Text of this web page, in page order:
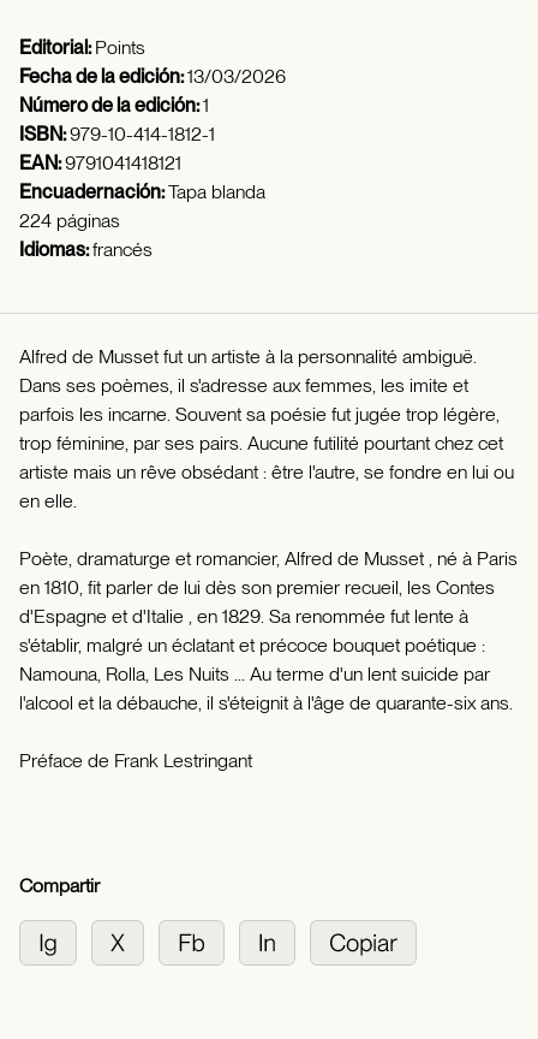
Editorial:Points
Fecha de la edición:13/03/2026
Número de la edición:1
ISBN:979-10-414-1812-1
EAN:9791041418121
Encuadernación:Tapa blanda
224 páginas
Idiomas:francés
Alfred de Musset fut un artiste à la personnalité ambiguë.
Dans ses poèmes, il s'adresse aux femmes, les imite et
parfois les incarne. Souvent sa poésie fut jugée trop légère,
trop féminine, par ses pairs. Aucune futilité pourtant chez cet
artiste mais un rêve obsédant : être l'autre, se fondre en lui ou
en elle.
Poète, dramaturge et romancier, Alfred de Musset , né à Paris
en 1810, fit parler de lui dès son premier recueil, les Contes
d'Espagne et d'Italie , en 1829. Sa renommée fut lente à
s'établir, malgré un éclatant et précoce bouquet poétique :
Namouna, Rolla, Les Nuits ... Au terme d'un lent suicide par
l'alcool et la débauche, il s'éteignit à l'âge de quarante-six ans.
Préface de Frank Lestringant
Compartir